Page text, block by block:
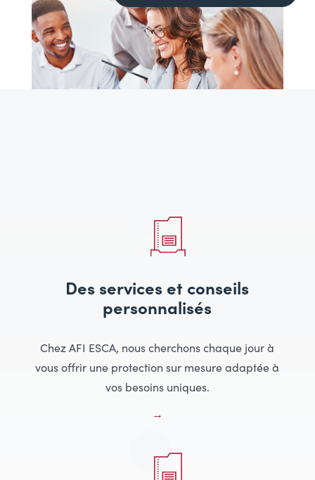
Des services et conseils
personnalisés
Chez AFI ESCA, nous cherchons chaque jour à
vous offrir une protection sur mesure adaptée à
vos besoins uniques.